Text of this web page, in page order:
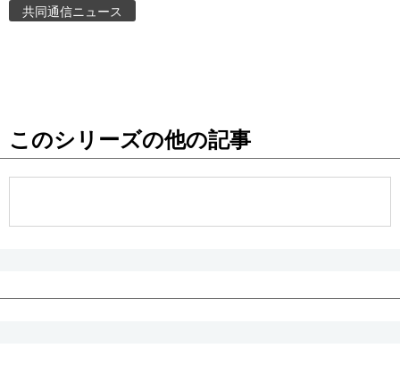
お知らせ
共同通信ニュース
このシリーズの他の記事